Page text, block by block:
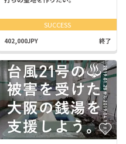
SUCCESS
402,000JPY 終了